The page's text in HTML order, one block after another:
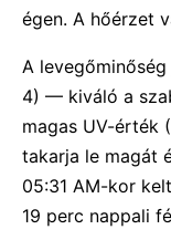
égen. A hőérzet
A levegőminőség
4) — kiváló a
magas UV-érték
takarja le magát
05:31 AM-kor
19 perc nappali